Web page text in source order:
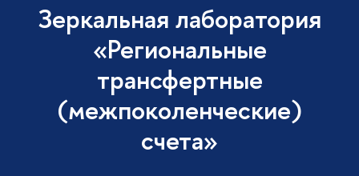
Зеркальная лаборатория
«Региональные
трансфертные
(межпоколенческие)
счета»